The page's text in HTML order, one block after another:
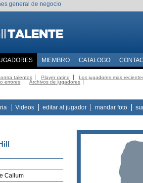
general de negocio
MIEMBRO CATALOGO
talentos Player rating
Los jugadores mas
errores Archivos de jugadores
Videos editar al jugador mandar foto
Callum